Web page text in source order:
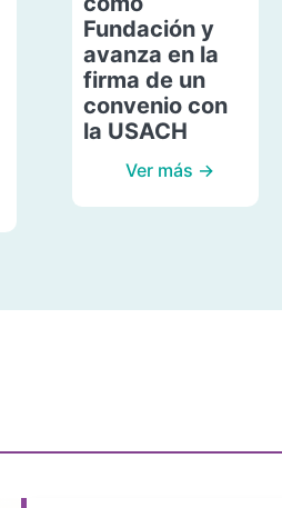
Fundación y
avanza en la
firma de un
convenio con
la USACH
Ver más →